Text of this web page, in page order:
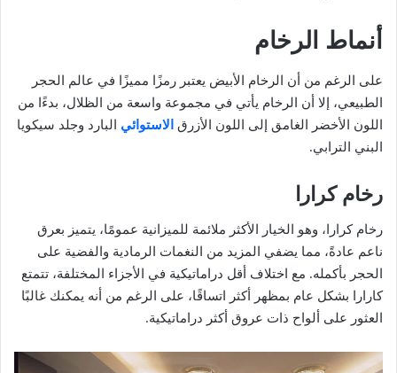
أنماط الرخام
على الرغم من أن الرخام الأبيض يعتبر رمزًا مميزًا في عالم الحجر
الطبيعي، إلا أن الرخام يأتي في مجموعة واسعة من الظلال، بدءًا من
اللون الأخضر الغامق إلى اللون الأزرق
الاستوائي
البارد وجلد سيكويا
البني الترابي.
رخام كرارا
رخام كرارا، وهو الخيار الأكثر ملائمة للميزانية عمومًا، يتميز بعرق
ناعم عادةً، مما يضفي المزيد من النغمات الرمادية والفضية على
الحجر بأكمله. مع اختلاف أقل دراماتيكية في الأجزاء المختلفة، تتمتع
كارارا بشكل عام بمظهر أكثر اتساقًا، على الرغم من أنه يمكنك غالبًا
العثور على ألواح ذات عروق أكثر دراماتيكية.